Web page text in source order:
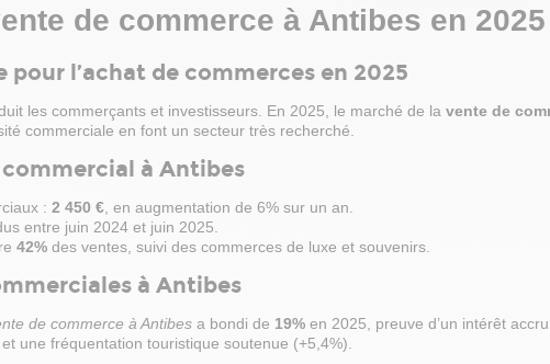
Pour tout complément d'information ou
pour organiser une visite, notre équipe
cette opportunité de développer votre
coeur de Juan-les-Pins.
de commerce à Antibes en
l’achat de commerces en 2025
les commerçants et investisseurs. En 2025, le marché de la vente de
commerciale en font un secteur très recherché.
à Antibes
: 2 450 €, en augmentation de 6% sur un an.
entre juin 2024 et juin 2025.
42%des ventes, suivi des commerces de luxe et souvenirs.
à Antibes
de commerce à Antibesa bondi de 19%en 2025, preuve d’un intérêt
une fréquentation touristique soutenue (+5,4%).